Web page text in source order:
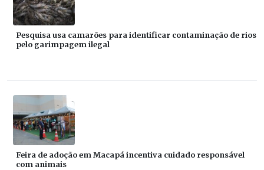
Pesquisa usa camarões para identificar contaminação de rios
pelo garimpagem ilegal
Feira de adoção em Macapá incentiva cuidado responsável
com animais